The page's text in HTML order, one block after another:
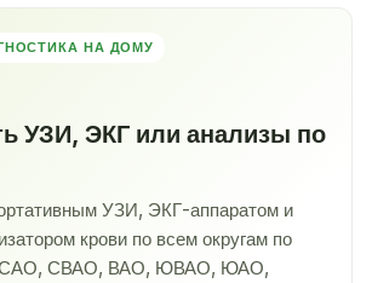
НА ДОМУ
УЗИ, ЭКГ или анализы по
УЗИ, ЭКГ-аппаратом и
крови по всем округам по
САО, СВАО, ВАО, ЮВАО, ЮАО,